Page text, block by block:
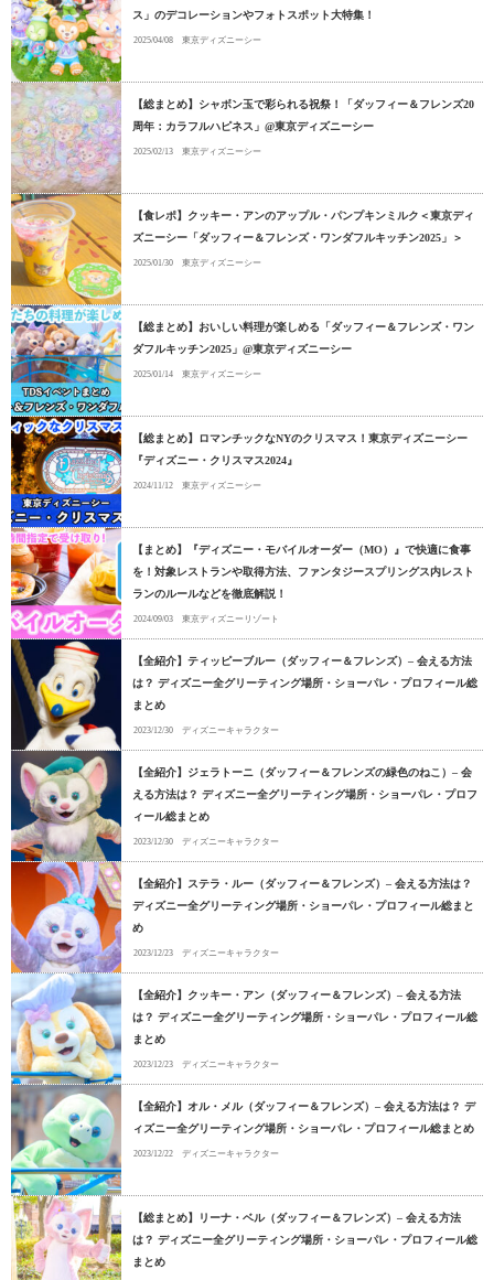
ス」のデコレーションやフォトスポット大特集！
2025/04/08 東京ディズニーシー
【総まとめ】シャボン玉で彩られる祝祭！「ダッフィー＆フレンズ20
周年：カラフルハピネス」@東京ディズニーシー
2025/02/13 東京ディズニーシー
【食レポ】クッキー・アンのアップル・パンプキンミルク＜東京ディ
ズニーシー「ダッフィー＆フレンズ・ワンダフルキッチン2025」＞
2025/01/30 東京ディズニーシー
【総まとめ】おいしい料理が楽しめる「ダッフィー＆フレンズ・ワン
ダフルキッチン2025」@東京ディズニーシー
2025/01/14 東京ディズニーシー
【総まとめ】ロマンチックなNYのクリスマス！東京ディズニーシー
『ディズニー・クリスマス2024』
2024/11/12 東京ディズニーシー
【まとめ】『ディズニー・モバイルオーダー（MO）』で快適に食事
を！対象レストランや取得方法、ファンタジースプリングス内レスト
ランのルールなどを徹底解説！
2024/09/03 東京ディズニーリゾート
【全紹介】ティッピーブルー（ダッフィー＆フレンズ）– 会える方法
は？ ディズニー全グリーティング場所・ショーパレ・プロフィール総
まとめ
2023/12/30 ディズニーキャラクター
【全紹介】ジェラトーニ（ダッフィー＆フレンズの緑色のねこ）– 会
える方法は？ ディズニー全グリーティング場所・ショーパレ・プロフ
ィール総まとめ
2023/12/30 ディズニーキャラクター
【全紹介】ステラ・ルー（ダッフィー＆フレンズ）– 会える方法は？
ディズニー全グリーティング場所・ショーパレ・プロフィール総まと
め
2023/12/23 ディズニーキャラクター
【全紹介】クッキー・アン（ダッフィー＆フレンズ）– 会える方法
は？ ディズニー全グリーティング場所・ショーパレ・プロフィール総
まとめ
2023/12/23 ディズニーキャラクター
【全紹介】オル・メル（ダッフィー＆フレンズ）– 会える方法は？ デ
ィズニー全グリーティング場所・ショーパレ・プロフィール総まとめ
2023/12/22 ディズニーキャラクター
【総まとめ】リーナ・ベル（ダッフィー＆フレンズ）– 会える方法
は？ ディズニー全グリーティング場所・ショーパレ・プロフィール総
まとめ